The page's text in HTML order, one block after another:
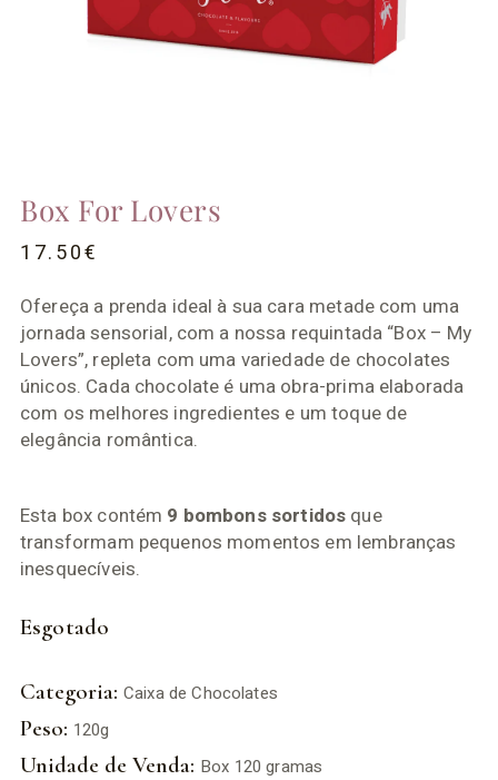
Box For Lovers
17.50€
Ofereça a prenda ideal à sua cara metade com uma
jornada sensorial, com a nossa requintada “Box – My
Lovers”, repleta com uma variedade de chocolates
únicos. Cada chocolate é uma obra-prima elaborada
com os melhores ingredientes e um toque de
elegância romântica.
Esta box contém 9 bombons sortidos que
transformam pequenos momentos em lembranças
inesquecíveis.
Esgotado
Categoria: Caixa de Chocolates
Peso: 120g
Unidade de Venda: Box 120 gramas